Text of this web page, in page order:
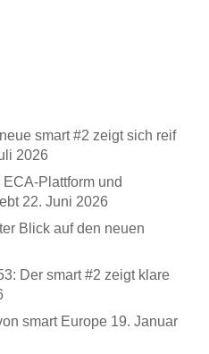
smart #2 zeigt sich reif
2026
Plattform und
22. Juni 2026
Blick auf den neuen
Der smart #2 zeigt klare
smart Europe 19. Januar